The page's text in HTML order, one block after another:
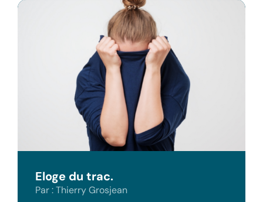
Eloge du trac.
Par : Thierry Grosjean